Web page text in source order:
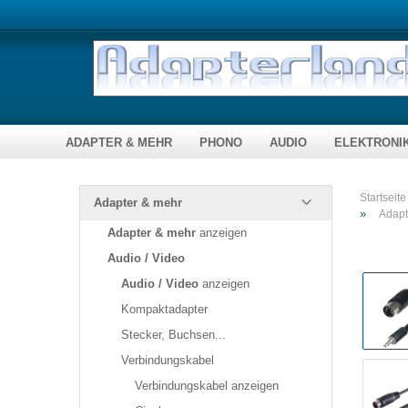
ADAPTER & MEHR
Audio / Video
Stecker, Buchsen...
Verbindungskabel
Toslink / Opti
DC Verbindungen
Telekommunikation
PHONO
Plattenspielernadeln
AUDIO
Fernbedienungen
Bausätze
Startseite
»
Adapter & mehr
Adapter & mehr anzeigen
Audio / Video
Audio / Video anzeigen
Kompaktadapter
Stecker, Buchsen...
Verbindungskabel
Verbindungskabel anzeigen